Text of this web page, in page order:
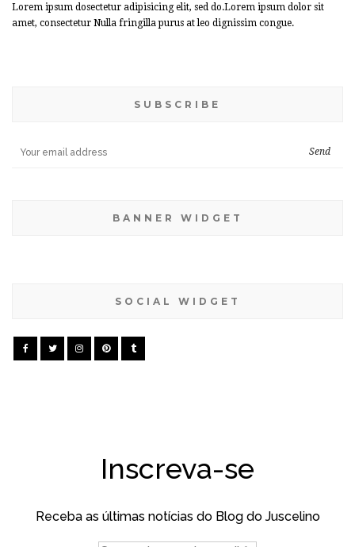
Lorem ipsum dosectetur adipisicing elit, sed do.Lorem ipsum dolor sit
amet, consectetur Nulla fringilla purus at leo dignissim congue.
SUBSCRIBE
BANNER WIDGET
SOCIAL WIDGET
Inscreva-se
Receba as últimas notícias do Blog do Juscelino